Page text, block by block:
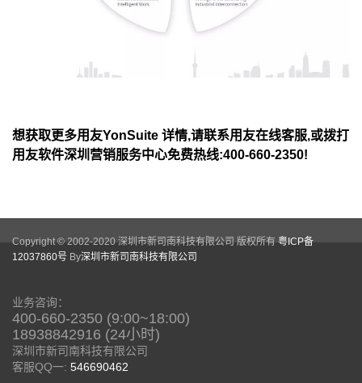
想获取更多用友YonSuite 详情,请联系用友在线客服,或拨打
用友软件深圳营销服务中心免费热线:400-660-2350!
Copyright © 2002-2020 深圳市新司南科技有限公司 版权所有 粤ICP备
12037860号 By深圳市新司南科技有限公司
业务咨询：
400-660-2350 (9:00~18:00)
18938842916 (24小时)
深圳市新司南科技有限公司
客服QQ一: 546690462